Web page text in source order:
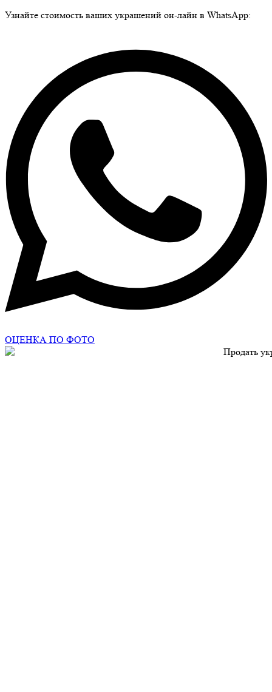
Узнайте стоимость ваших украшений он-лайн в WhatsApp:
ОЦЕНКА ПО ФОТО